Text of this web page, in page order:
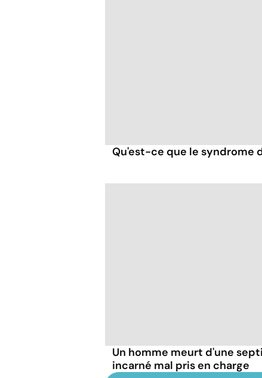
Qu'est-ce que le syndrome
Un homme meurt d'une
incarné mal pris en charge